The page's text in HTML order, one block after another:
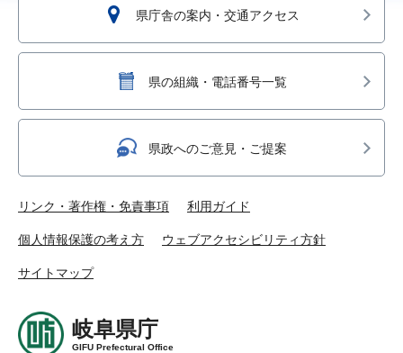
県庁舎の案内・交通アクセス
県の組織・電話番号一覧
県政へのご意見・ご提案
リンク・著作権・免責事項 利用ガイド
個人情報保護の考え方 ウェブアクセシビリティ方針
サイトマップ
岐阜県庁
GIFU Prefectural Office